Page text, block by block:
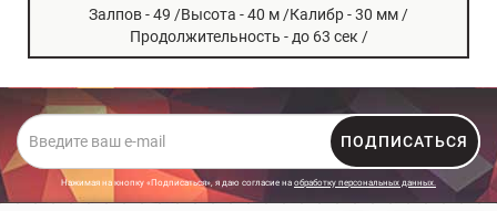
Залпов - 49 /Высота - 40 м /Калибр - 30 мм /
Продолжительность - до 63 сек /
ПОДПИСАТЬСЯ
Нажимая на кнопку «Подписаться», я даю cогласие на обработку персональных данных.